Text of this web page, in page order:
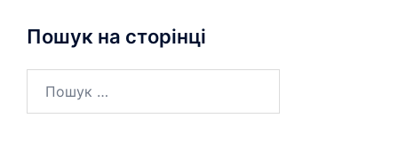
Пошук на сторінці